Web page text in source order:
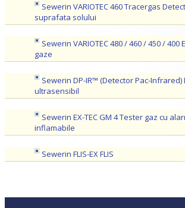
Sewerin VARIOTEC 460 Tracergas
suprafata solului
Sewerin VARIOTEC 480 / 460 / 450 /
gaze
Sewerin DP-IR™ (Detector Pac-
ultrasensibil
Sewerin EX-TEC GM 4 Tester gaz cu
inflamabile
Sewerin FLIS-EX FLIS